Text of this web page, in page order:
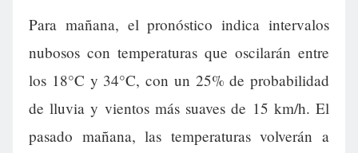
Para mañana, el pronóstico indica intervalos
nubosos con temperaturas que oscilarán entre
los 18°C y 34°C, con un 25% de probabilidad
de lluvia y vientos más suaves de 15 km/h. El
pasado mañana, las temperaturas volverán a